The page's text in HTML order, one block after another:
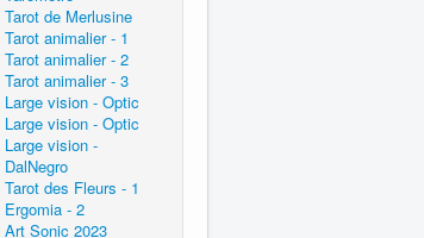
Tarot de Merlusine
Tarot animalier - 1
Tarot animalier - 2
Tarot animalier - 3
Large vision - Optic
Large vision - Optic
Large vision -
DalNegro
Tarot des Fleurs - 1
Ergomia - 2
Art Sonic 2023